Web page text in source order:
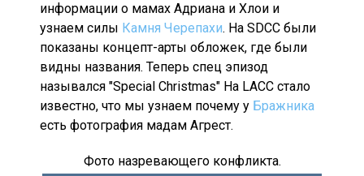
информации о мамах Адриана и Хлои и
узнаем силы Камня Черепахи. На SDCC были
показаны концепт-арты обложек, где были
видны названия. Теперь спец эпизод
назывался "Special Christmas" На LACC стало
известно, что мы узнаем почему у Бражника
есть фотография мадам Агрест.
Фото назревающего конфликта.